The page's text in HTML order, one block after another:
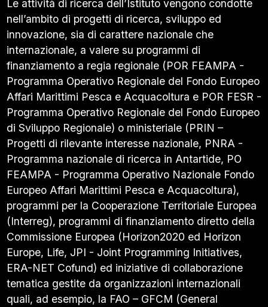
Le attività di ricerca dell’Istituto vengono condotte
nell’ambito di progetti di ricerca, sviluppo ed
innovazione, sia di carattere nazionale che
internazionale, a valere su programmi di
finanziamento a regia regionale (POR FEAMPA -
Programma Operativo Regionale del Fondo Europeo
Affari Marittimi Pesca e Acquacoltura e POR FESR -
Programma Operativo Regionale del Fondo Europeo
di Sviluppo Regionale) o ministeriale (PRIN –
Progetti di rilevante interesse nazionale, PNRA -
Programma nazionale di ricerca in Antartide, PO
FEAMPA - Programma Operativo Nazionale Fondo
Europeo Affari Marittimi Pesca e Acquacoltura),
programmi per la Cooperazione Territoriale Europea
(Interreg), programmi di finanziamento diretto della
Commissione Europea (Horizon2020 ed Horizon
Europe, Life, JPI - Joint Programming Initiatives,
ERA-NET Cofund) ed iniziative di collaborazione
tematica gestite da organizzazioni internazionali
quali, ad esempio, la FAO – GFCM (General